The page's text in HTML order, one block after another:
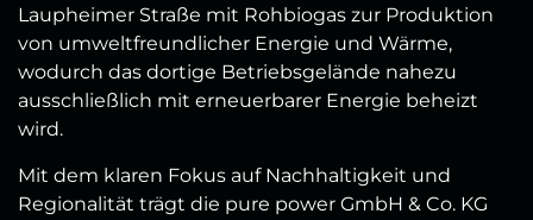
Laupheimer Straße mit Rohbiogas zur Produktion
von umweltfreundlicher Energie und Wärme,
wodurch das dortige Betriebsgelände nahezu
ausschließlich mit erneuerbarer Energie beheizt
wird.
Mit dem klaren Fokus auf Nachhaltigkeit und
Regionalität trägt die pure power GmbH & Co. KG